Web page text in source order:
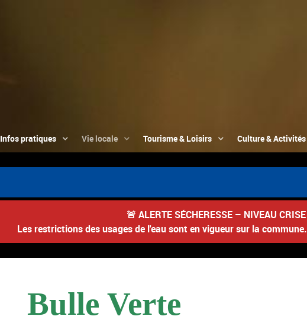
Infos pratiques Vie locale Tourisme & Loisirs Culture & Activités
🚨 ALERTE SÉCHERESSE – NIVEAU CRISE
Les restrictions des usages de l'eau sont en vigueur sur la commune.
Bulle Verte